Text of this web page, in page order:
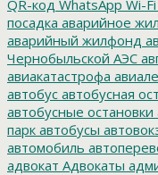
QR-код WhatsApp Wi-Fi
посадка аварийное
аварийный жилфонд
Чернобыльской АЭС
авиакатастрофа
автобус автобусная
автобусные остановки
парк автобусы
автомобиль
адвокат Адвокаты